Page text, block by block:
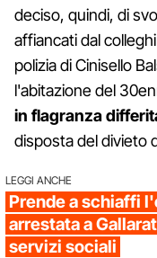
deciso, quindi, di
affiancati dal
polizia di Cinisello
l'abitazione del
in flagranza
disposta del divieto
LEGGI ANCHE
Prende a schiaffi
arrestata a
servizi sociali